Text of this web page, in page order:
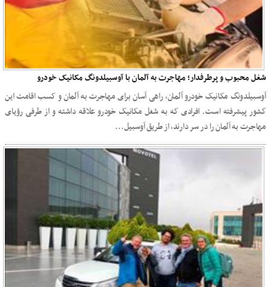
شغل محبوب و پرطرفدار؛ مهاجرت به آلمان با آوسبیلدونگ مکانیک خودرو
آوسبیلدونگ مکانیک خودرو آلمان، راهی آسان برای مهاجرت به آلمان و کسب اقامت این
کشور پیشرفته است. افرادی که به شغل مکانیک خودرو علاقه داشته و از طرفی رؤیای
مهاجرت به آلمان را در سر دارند، از طریق آوسبیل...